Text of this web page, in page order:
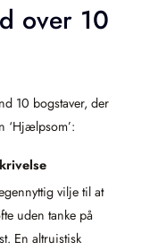
over 10
10 bogstaver, der
‘Hjælpsom’:
vilje til at
uden tanke på
En altruistisk